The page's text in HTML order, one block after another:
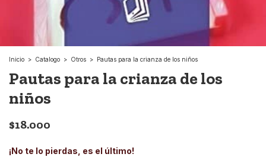
Inicio > Catalogo > Otros > Pautas para la crianza de los niños
Pautas para la crianza de los
niños
$18.000
¡No te lo pierdas, es el último!